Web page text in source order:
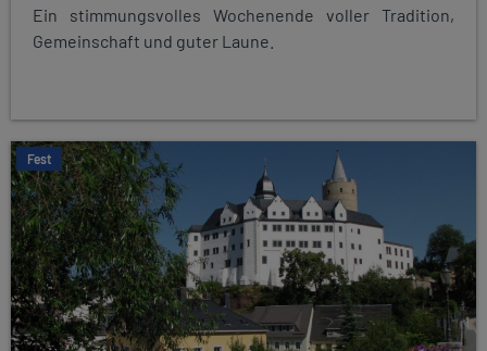
Ein stimmungsvolles Wochenende voller Tradition,
Gemeinschaft und guter Laune.
Fest